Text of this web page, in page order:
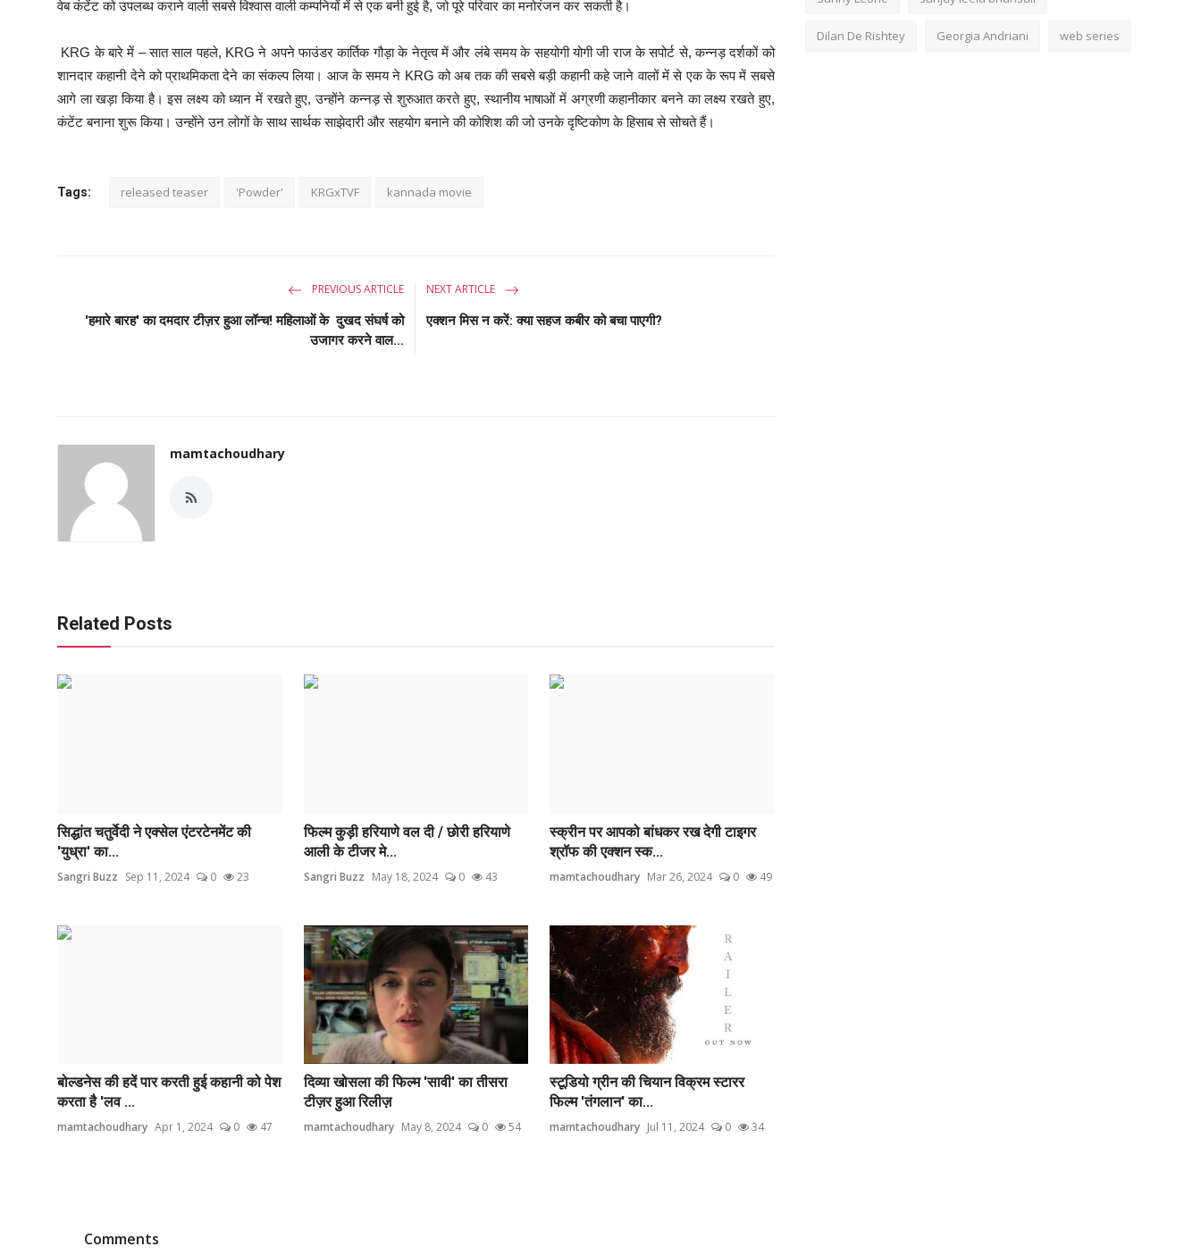
वेब कंटेंट को उपलब्ध कराने वाली सबसे विश्वास वाली कम्पनियों में से एक बनी हुई है, जो पूरे परिवार का मनोरंजन कर सकती है।
KRG के बारे में – सात साल पहले, KRG ने अपने फाउंडर कार्तिक गौड़ा के नेतृत्व में और लंबे समय के सहयोगी योगी जी राज के सपोर्ट से, कन्नड़ दर्शकों को
शानदार कहानी देने को प्राथमिकता देने का संकल्प लिया। आज के समय ने KRG को अब तक की सबसे बड़ी कहानी कहे जाने वालों में से एक के रूप में सबसे
आगे ला खड़ा किया है। इस लक्ष्य को ध्यान में रखते हुए, उन्होंने कन्नड़ से शुरुआत करते हुए, स्थानीय भाषाओं में अग्रणी कहानीकार बनने का लक्ष्य रखते हुए,
कंटेंट बनाना शुरू किया। उन्होंने उन लोगों के साथ सार्थक साझेदारी और सहयोग बनाने की कोशिश की जो उनके दृष्टिकोण के हिसाब से सोचते हैं।
Tags: released teaser 'Powder' KRGxTVF kannada movie
PREVIOUS ARTICLE
'हमारे बारह' का दमदार टीज़र हुआ लॉन्च! महिलाओं के दुखद संघर्ष को
उजागर करने वाल...
NEXT ARTICLE
एक्शन मिस न करें: क्या सहज कबीर को बचा पाएगी?
mamtachoudhary
Related Posts
सिद्धांत चतुर्वेदी ने एक्सेल एंटरटेनमेंट की
'युध्रा' का...
Sangri Buzz Sep 11, 2024 0 23
फिल्म कुड़ी हरियाणे वल दी / छोरी हरियाणे
आली के टीजर मे...
Sangri Buzz May 18, 2024 0 43
स्क्रीन पर आपको बांधकर रख देगी टाइगर
श्रॉफ की एक्शन स्क...
mamtachoudhary Mar 26, 2024 0 49
बोल्डनेस की हदें पार करती हुई कहानी को पेश
करता है 'लव ...
mamtachoudhary Apr 1, 2024 0 47
दिव्या खोसला की फिल्म 'सावी' का तीसरा
टीज़र हुआ रिलीज़
mamtachoudhary May 8, 2024 0 54
स्टूडियो ग्रीन की चियान विक्रम स्टारर
फिल्म 'तंगलान' का...
mamtachoudhary Jul 11, 2024 0 34
Comments
Dilan De Rishtey Georgia Andriani web series